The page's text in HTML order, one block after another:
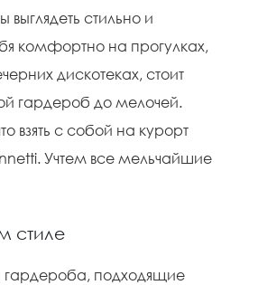
стильно и
комфортно на прогулках,
дискотеках, стоит
гардероб до мелочей.
взять с собой на курорт
Учтем все мельчайшие
стиле
гардероба, подходящие